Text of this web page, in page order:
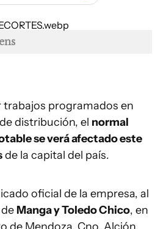
programados en
distribución, el normal
se verá afectado este
de la capital del país.
oficial de la empresa, al
Manga y Toledo Chico, en